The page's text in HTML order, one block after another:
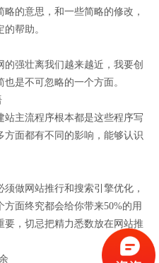
的意思，和一些简略的修改，
帮助。
强壮离我们越来越近，我要创
是不可忽略的一个方面。
主流程序根本都是这些程序写
方面都有不同的影响，能够认识
做网站推行和搜索引擎优化，
面终究都会给你带来50%的用
要，切忌把精力悉数放在网站推